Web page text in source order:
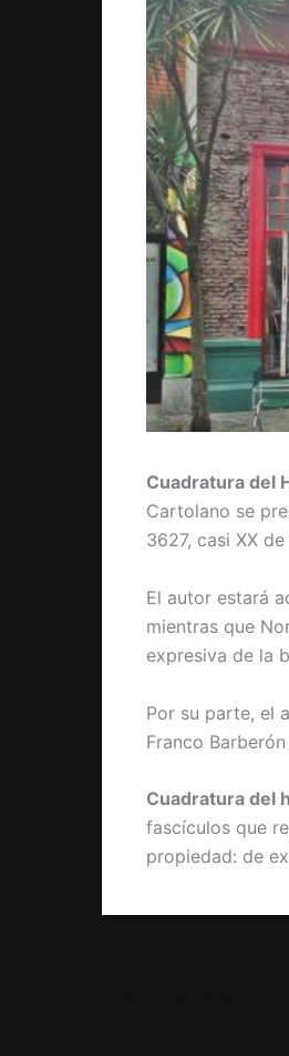
Cuadratura del
Cartolano se
3627, casi XX
El autor estará
mientras que
expresiva de la
Por su parte, el
Franco
Cuadratura del
fascículos que
propiedad: de